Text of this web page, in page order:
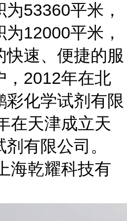
53360平米，
12000平米，
快速、便捷的服
，2012年在北
彩化学试剂有限
在天津成立天
有限公司。
海乾耀科技有